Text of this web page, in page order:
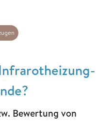
Bewertung von